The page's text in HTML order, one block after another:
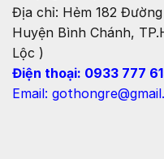
Địa chỉ: Hẻm 182
Huyện Bình Chánh,
Lộc )
Điện thoại: 0933 777
Email: